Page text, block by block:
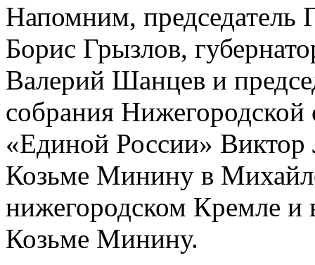
Напомним,
Борис Грызлов,
Валерий Шанцев и
собрания
«Единой России»
Козьме Минину в
нижегородском Кремле и
Козьме Минину.